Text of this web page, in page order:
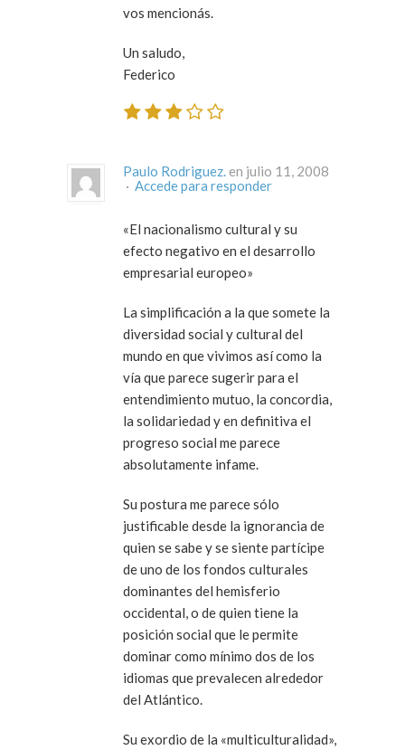
vos mencionás.
Un saludo,
Federico
Paulo Rodriguez. en julio 11, 2008
· Accede para responder
«El nacionalismo cultural y su
efecto negativo en el desarrollo
empresarial europeo»
La simplificación a la que somete la
diversidad social y cultural del
mundo en que vivimos así como la
vía que parece sugerir para el
entendimiento mutuo, la concordia,
la solidariedad y en definitiva el
progreso social me parece
absolutamente infame.
Su postura me parece sólo
justificable desde la ignorancia de
quien se sabe y se siente partícipe
de uno de los fondos culturales
dominantes del hemisferio
occidental, o de quien tiene la
posición social que le permite
dominar como mínimo dos de los
idiomas que prevalecen alrededor
del Atlántico.
Su exordio de la «multiculturalidad»,